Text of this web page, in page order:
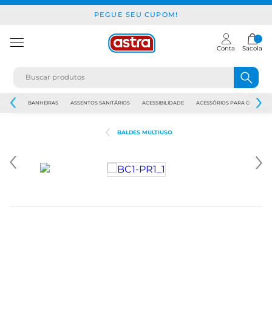
PEGUE SEU CUPOM!
Conta Sacola
JAPI BANHEIRAS ASSENTOS SANITÁRIOS ACESSIBILIDADE ACESSÓRIOS PARA
BALDES MULTIUSO